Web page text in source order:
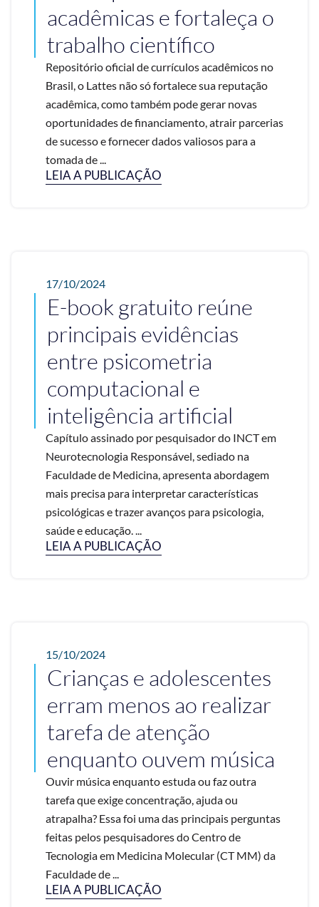
acadêmicas e fortaleça o
trabalho científico
Repositório oficial de currículos acadêmicos no
Brasil, o Lattes não só fortalece sua reputação
acadêmica, como também pode gerar novas
oportunidades de financiamento, atrair parcerias
de sucesso e fornecer dados valiosos para a
tomada de ...
LEIA A PUBLICAÇÃO
17/10/2024
E-book gratuito reúne
principais evidências
entre psicometria
computacional e
inteligência artificial
Capítulo assinado por pesquisador do INCT em
Neurotecnologia Responsável, sediado na
Faculdade de Medicina, apresenta abordagem
mais precisa para interpretar características
psicológicas e trazer avanços para psicologia,
saúde e educação. ...
LEIA A PUBLICAÇÃO
15/10/2024
Crianças e adolescentes
erram menos ao realizar
tarefa de atenção
enquanto ouvem música
Ouvir música enquanto estuda ou faz outra
tarefa que exige concentração, ajuda ou
atrapalha? Essa foi uma das principais perguntas
feitas pelos pesquisadores do Centro de
Tecnologia em Medicina Molecular (CT MM) da
Faculdade de ...
LEIA A PUBLICAÇÃO